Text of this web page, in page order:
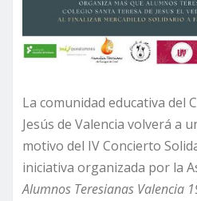
La comunidad educativa del
Jesús de Valencia volverá a
motivo del IV Concierto
iniciativa organizada por la
Alumnos Teresianas Valencia